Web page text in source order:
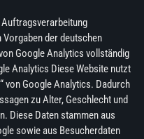
der deutschen
Google Analytics vollständig
Analytics Diese Website nutzt
von Google Analytics. Dadurch
zu Alter, Geschlecht und
Diese Daten stammen aus
sowie aus Besucherdaten